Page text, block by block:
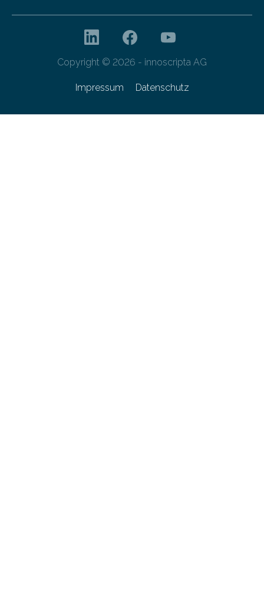
Copyright © 2026 - innoscripta AG
Impressum Datenschutz